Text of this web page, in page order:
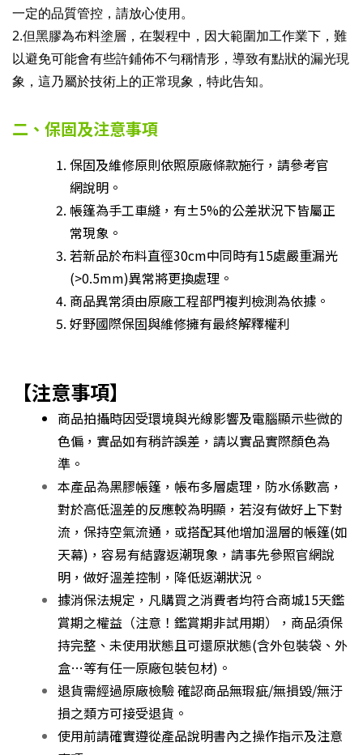
一定的品質管控，請放心使用。
2.但黑膠為布料塗層，在製程中，因大範圍加工作業下，難
以避免可能會有些許鋪佈不勻稱情形，導致有點狀的漏光現
象，這乃屬於技術上的正常現象，特此告知。
二、保固及注意事項
保固及維修原則依照原廠條款施行，請參考官
網說明。
帳篷為手工車縫，有±5%的公差狀況下皆屬正
常現象。
若新品於布料直徑30cm中同時有15處嚴重漏光
(>0.5mm)異常將更換處理。
商品異常須由原廠工程部門複判檢測為依據。
好野國際保固與維修擁有最終解釋權利
【注意事項】
商品拍攝時因受環境與光線影響及電腦顯示些微的
色偏，實品如有稍許誤差，請以實品實際顏色為
準。
本產品為黑膠帳篷，帳布多層處理，防水係數高，
對於高低溫差的反應較為明顯，若沒有做好上下對
流，保持空氣流通，或搭配其他增加溫層的帳篷(如
天幕)，容易有結露返潮現象，請事先參照官網說
明，做好溫差控制，降低返潮狀況。
據消保法規定，凡購買之消費者均符合商城15天鑑
賞期之權益（注意！鑑賞期非試用期），商品須保
持完整、未使用狀態且可還原狀態(含外包裝袋、外
盒…等有任一原廠包裝包材)。
退貨需經過原廠檢驗 確認商品無瑕疵/無損毀/無汙
損之類方可接受退貨。
使用前請確實遵從產品說明書內之操作指示及注意